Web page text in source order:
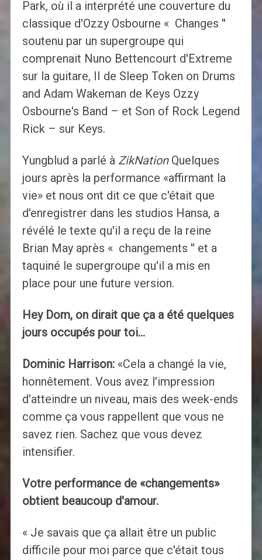
Park, où il a interprété une couverture du
classique d'Ozzy Osbourne « Changes ''
soutenu par un supergroupe qui
comprenait Nuno Bettencourt d'Extreme
sur la guitare, II de Sleep Token on Drums
and Adam Wakeman de Keys Ozzy
Osbourne's Band – et Son of Rock Legend
Rick – sur Keys.
Yungblud a parlé à ZikNationQuelques
jours après la performance «affirmant la
vie» et nous ont dit ce que c'était que
d'enregistrer dans les studios Hansa, a
révélé le texte qu'il a reçu de la reine
Brian May après « changements '' et a
taquiné le supergroupe qu'il a mis en
place pour une future version.
Hey Dom, on dirait que ça a été quelques
jours occupés pour toi…
Dominic Harrison:«Cela a changé la vie,
honnêtement. Vous avez l'impression
d'atteindre un niveau, mais des week-ends
comme ça vous rappellent que vous ne
savez rien. Sachez que vous devez
intensifier.
Votre performance de «changements»
obtient beaucoup d'amour.
« Je savais que ça allait être un public
difficile pour moi parce que c'était tous